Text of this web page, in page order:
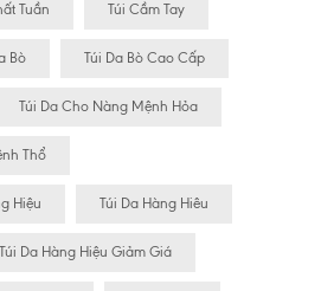
Tuần Túi Cầm Tay
Bò Túi Da Bò Cao Cấp
Túi Da Cho Nàng Mệnh Hỏa
Thổ
Hiệu Túi Da Hàng Hiêu
Túi Da Hàng Hiệu Giảm Giá